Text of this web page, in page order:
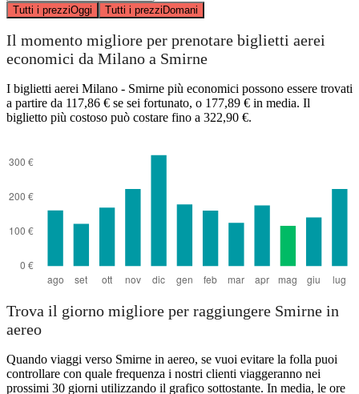
Tutti i prezziOggi Tutti i prezziDomani
Il momento migliore per prenotare biglietti aerei
economici da Milano a Smirne
I biglietti aerei Milano - Smirne più economici possono essere trovati
a partire da 117,86 € se sei fortunato, o 177,89 € in media. Il
biglietto più costoso può costare fino a 322,90 €.
Trova il giorno migliore per raggiungere Smirne in
aereo
Quando viaggi verso Smirne in aereo, se vuoi evitare la folla puoi
controllare con quale frequenza i nostri clienti viaggeranno nei
prossimi 30 giorni utilizzando il grafico sottostante. In media, le ore